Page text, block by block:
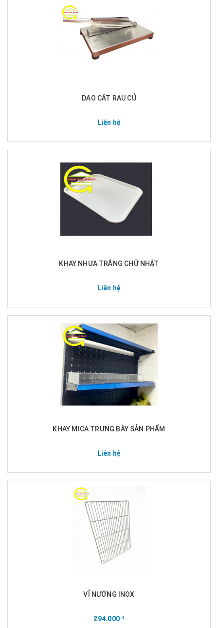
DAO CẮT RAU CỦ
Liên hệ
KHAY NHỰA TRẮNG CHỮ NHẬT
Liên hệ
KHAY MICA TRƯNG BÀY SẢN PHẨM
Liên hệ
VỈ NƯỚNG INOX
294.000đ